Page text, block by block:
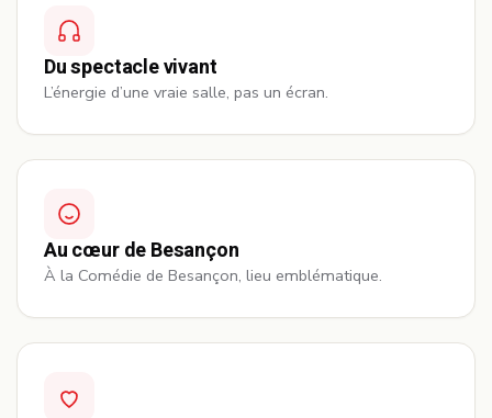
Du spectacle vivant
L’énergie d’une vraie salle, pas un écran.
Au cœur de Besançon
À la Comédie de Besançon, lieu emblématique.